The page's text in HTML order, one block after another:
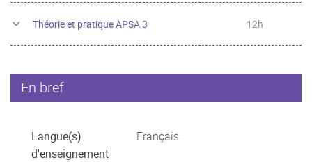
Théorie et pratique APSA 3 12h
En bref
Langue(s)
d'enseignement
Français